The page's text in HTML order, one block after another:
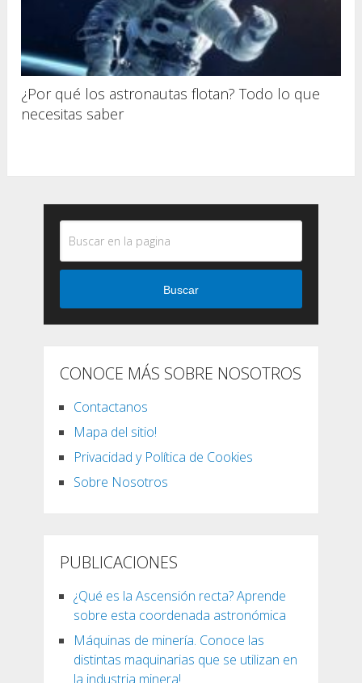
¿Por qué los astronautas flotan? Todo lo que
necesitas saber
Buscar
CONOCE MÁS SOBRE NOSOTROS
Contactanos
Mapa del sitio!
Privacidad y Política de Cookies
Sobre Nosotros
PUBLICACIONES
¿Qué es la Ascensión recta? Aprende
sobre esta coordenada astronómica
Máquinas de minería. Conoce las
distintas maquinarias que se utilizan en
la industria minera!